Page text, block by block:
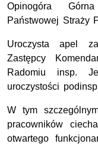
Opinogóra
Państwowej Straży
Uroczysta apel
Zastępcy
Radomiu insp.
uroczystości
W tym
pracowników
otwartego